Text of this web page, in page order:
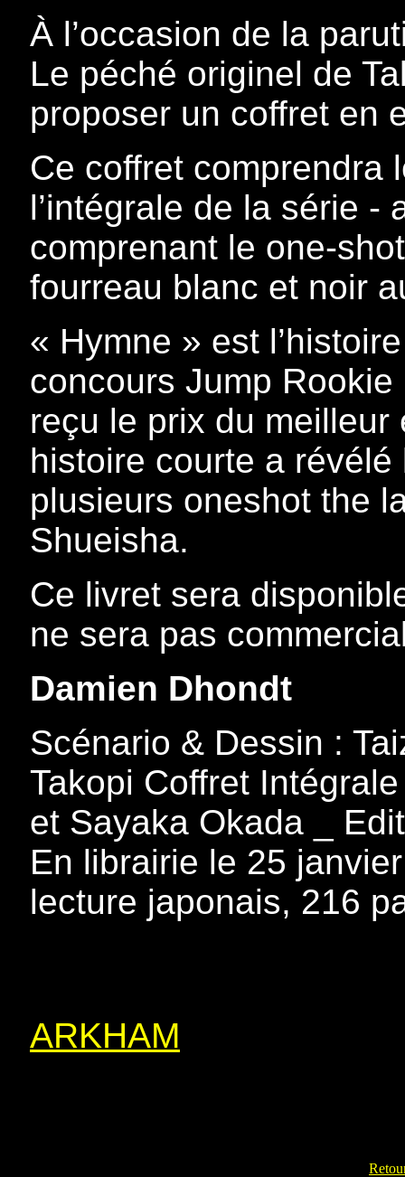
À l’occasion de la
Le péché originel de
proposer un coffret en
Ce coffret comprendra
l’intégrale de la série -
comprenant le one-
fourreau blanc et noir
« Hymne » est
concours Jump
reçu le prix du
histoire courte a révélé
plusieurs oneshot the
Shueisha.
Ce livret sera
ne sera pas
Damien Dhondt
Scénario & Dessin :
Takopi Coffret
et Sayaka Okada _
En librairie le 25
lecture japonais, 216
ARKHAM